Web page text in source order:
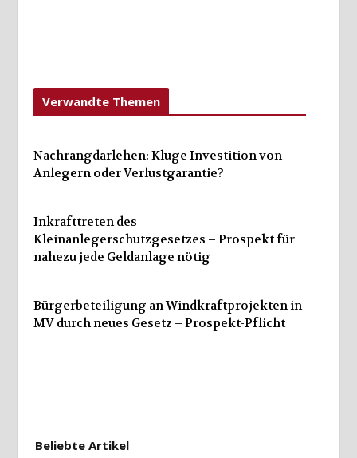
Verwandte Themen
Nachrangdarlehen: Kluge Investition von
Anlegern oder Verlustgarantie?
Inkrafttreten des
Kleinanlegerschutzgesetzes – Prospekt für
nahezu jede Geldanlage nötig
Bürgerbeteiligung an Windkraftprojekten in
MV durch neues Gesetz – Prospekt-Pflicht
Beliebte Artikel